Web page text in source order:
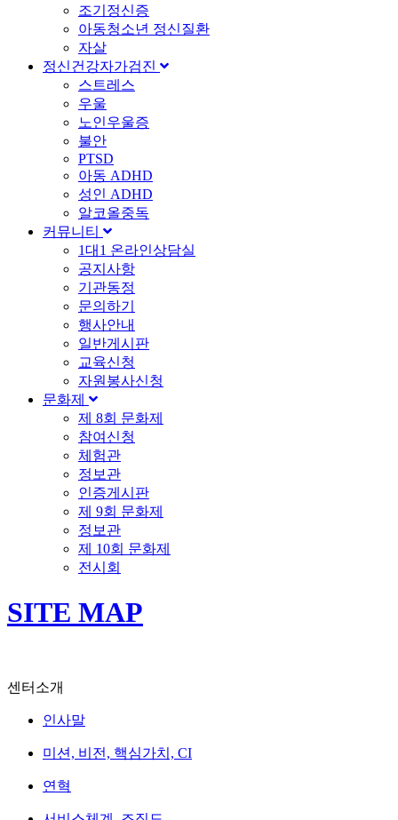
조기정신증
아동청소년 정신질환
자살
정신건강자가검진
스트레스
우울
노인우울증
불안
PTSD
아동 ADHD
성인 ADHD
알코올중독
커뮤니티
1대1 온라인상담실
공지사항
기관동정
문의하기
행사안내
일반게시판
교육신청
자원봉사신청
문화제
제 8회 문화제
참여신청
체험관
정보관
인증게시판
제 9회 문화제
정보관
제 10회 문화제
전시회
SITE MAP
센터소개
인사말
미션, 비전, 핵심가치, CI
연혁